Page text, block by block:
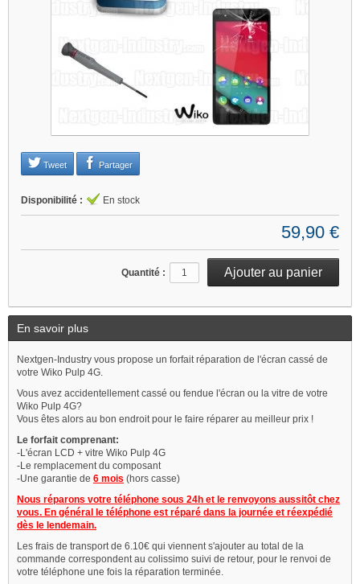
Je refuse
Changer mes préférences
Tweet Partager
Disponibilité : En stock
59,90 €
Quantité :
En savoir plus
Nextgen-Industry vous propose un forfait réparation de l'écran cassé de
votre Wiko Pulp 4G.
Vous avez accidentellement cassé ou fendue l'écran ou la vitre de votre
Wiko Pulp 4G?
Vous êtes alors au bon endroit pour le faire réparer au meilleur prix !
Le forfait comprenant:
-L'écran LCD + vitre Wiko Pulp 4G
-Le remplacement du composant
-Une garantie de 6 mois (hors casse)
Nous réparons votre téléphone sous 24h et le renvoyons aussitôt chez
vous. En général le téléphone est réparé dans la journée et réexpédié
dès le lendemain.
Les frais de transport de 6.10€ qui viennent s'ajouter au total de la
commande correspondent au colissimo suivi de retour, pour le renvoi de
votre téléphone une fois la réparation terminée.